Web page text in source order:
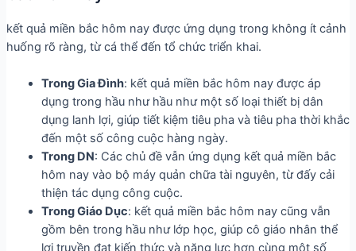
kết quả miền bắc hôm nay được ứng dụng trong không ít cảnh
huống rõ ràng, từ cá thể đến tổ chức triển khai.
Trong Gia Đình: kết quả miền bắc hôm nay được áp
dụng trong hầu như hầu như một số loại thiết bị dân
dụng lanh lợi, giúp tiết kiệm tiêu pha và tiêu pha thời khắc
đến một số công cuộc hàng ngày.
Trong DN: Các chủ đề vẫn ứng dụng kết quả miền bắc
hôm nay vào bộ máy quản chữa tài nguyên, từ đấy cải
thiện tác dụng công cuộc.
Trong Giáo Dục: kết quả miền bắc hôm nay cũng vẫn
gồm bên trong hầu như lớp học, giúp cô giáo nhân thể